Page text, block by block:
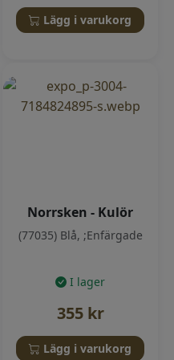
Lägg i varukorg
Norrsken - Kulör
(77035) Blå, ;Enfärgade
I lager
355 kr
Lägg i varukorg